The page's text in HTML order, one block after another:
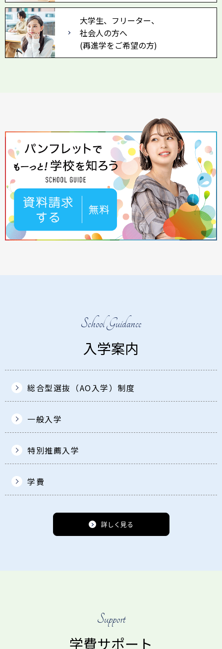
大学生、フリーター、
社会人の方へ
(再進学をご希望の方)
School Guidance
入学案内
総合型選抜（AO入学）制度
一般入学
特別推薦入学
学費
詳しく見る
Support
学費サポート